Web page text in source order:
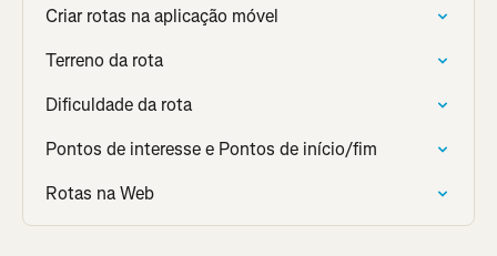
Criar rotas na aplicação móvel
Terreno da rota
Dificuldade da rota
Pontos de interesse e Pontos de início/fim
Rotas na Web